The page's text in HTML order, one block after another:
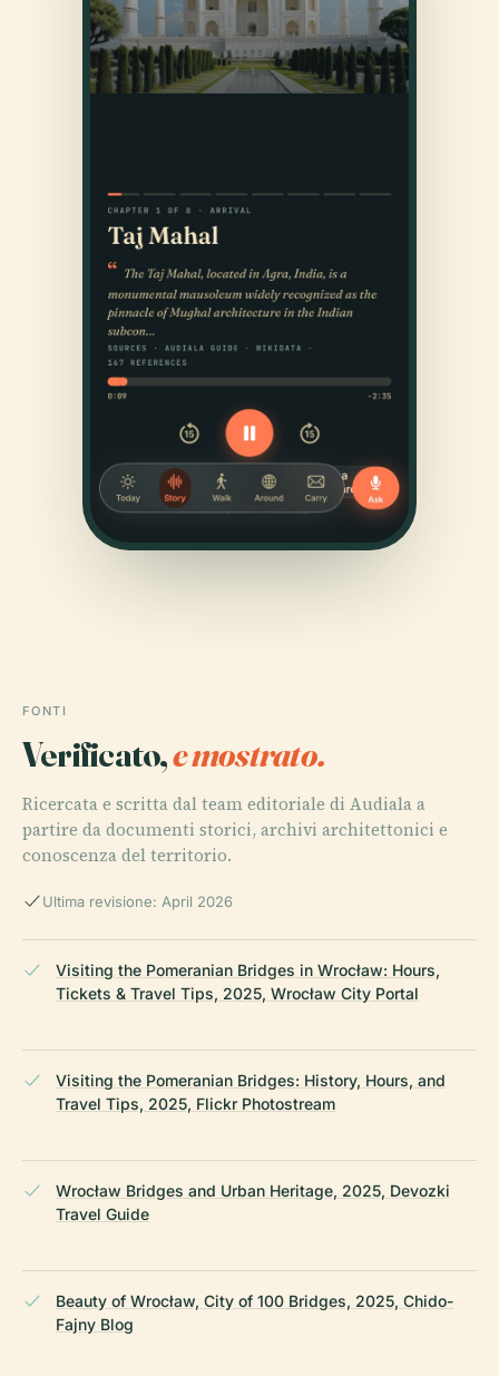
FONTI
Verificato,e mostrato.
Ricercata e scritta dal team editoriale di Audiala a
partire da documenti storici, archivi architettonici e
conoscenza del territorio.
Ultima revisione: April 2026
Visiting the Pomeranian Bridges in Wrocław: Hours,
Tickets & Travel Tips, 2025, Wrocław City Portal
Visiting the Pomeranian Bridges: History, Hours, and
Travel Tips, 2025, Flickr Photostream
Wrocław Bridges and Urban Heritage, 2025, Devozki
Travel Guide
Beauty of Wrocław, City of 100 Bridges, 2025, Chido-
Fajny Blog